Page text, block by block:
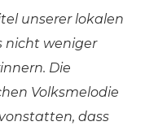
unserer lokalen
nicht weniger
Die
Volksmelodie
dass